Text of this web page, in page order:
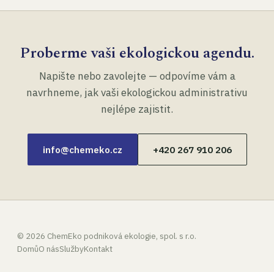
Proberme vaši ekologickou agendu.
Napište nebo zavolejte — odpovíme vám a
navrhneme, jak vaši ekologickou administrativu
nejlépe zajistit.
info@chemeko.cz +420 267 910 206
© 2026 ChemEko podniková ekologie, spol. s r.o.
DomůO násSlužbyKontakt